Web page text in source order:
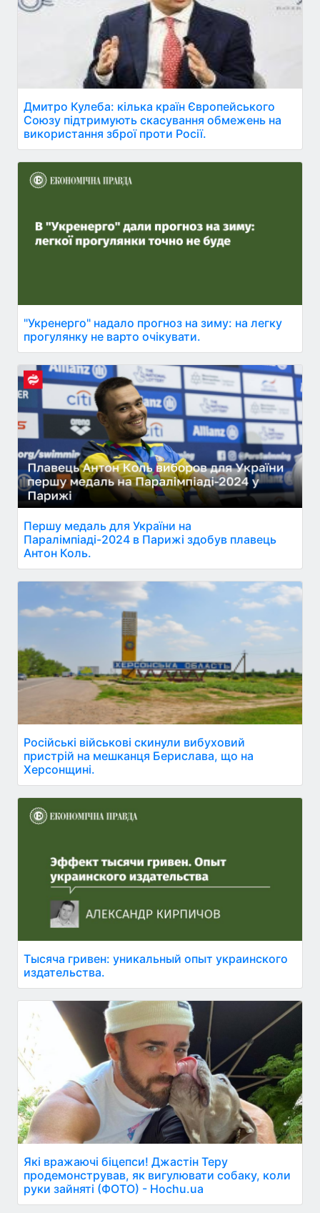
Дмитро Кулеба: кілька країн Європейського
Союзу підтримують скасування обмежень на
використання зброї проти Росії.
"Укренерго" надало прогноз на зиму: на легку
прогулянку не варто очікувати.
Першу медаль для України на
Паралімпіаді-2024 в Парижі здобув плавець
Антон Коль.
Російські військові скинули вибуховий
пристрій на мешканця Берислава, що на
Херсонщині.
Тысяча гривен: уникальный опыт украинского
издательства.
Які вражаючі біцепси! Джастін Теру
продемонстрував, як вигулювати собаку, коли
руки зайняті (ФОТО) - Hochu.ua